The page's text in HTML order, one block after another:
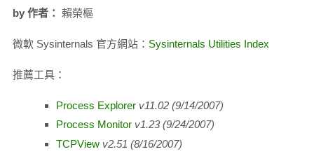
by 作者： 賴榮樞
微軟 Sysinternals 官方網站： Sysinternals Utilities Index
推薦工具：
Process Explorer v11.02 (9/14/2007)
Process Monitor v1.23 (9/24/2007)
TCPView v2.51 (8/16/2007)